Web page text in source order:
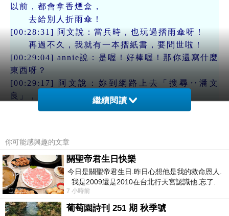
以前，都會拿香煙盒，
去給別人折雨傘！
[00:28:31] 阿文說：當兵時，也玩過摺雨傘呀！
再過不久，我就有一本摺紙書，要問世啦！
[00:29:04] annie說：是喔！好棒喔！那你還寫什麼
東西呀？
[00:29:17] 阿文說：妳到網路上去「搜尋‥潘文
良」，就會知道‥
阿文寫些什麼了！
很好玩的！
[00:29:52] annie說：哈哈！你真是不害臊耶！
[00:29:56] 阿文說：跟人家分享，自己的快樂，還
害臊什麼呢？
[00:30:18] annie說：你一個住嗎？還是跟家人呀？
[00:30:44] 阿文說：跟媽媽和弟弟。
繼續閱讀
你可能感興趣的文章
關聖帝君生日快樂
今日是關聖帝君生日.昨日心想他是我的救命恩人.
我是2009還是2010在台北行天宮認識他.忘了.
一個奇摩交友的網友學
7 小時前
葡萄園詩刊 251 期 秋季號